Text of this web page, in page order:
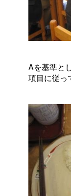
Aを基準と
項目に従っ